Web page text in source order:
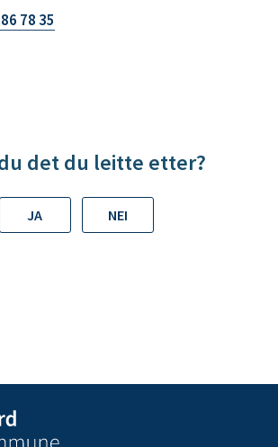
l
h
i
l
d
V
78 35
det du leitte etter?
JA NEI